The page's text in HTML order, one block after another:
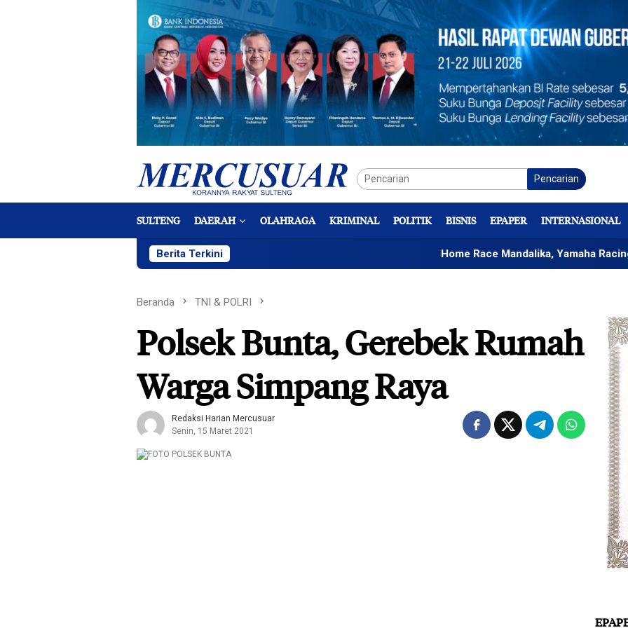
Pencarian
SULTENG DAERAH OLAHRAGA KRIMINAL POLITIK BISNIS EPAPER INTERNASIONAL
Berita Terkini Home Race Mandalika, Yamaha Racing Indonesia
Beranda TNI & POLRI
Polsek Bunta, Gerebek Rumah
Warga Simpang Raya
Redaksi Harian Mercusuar
Senin, 15 Maret 2021